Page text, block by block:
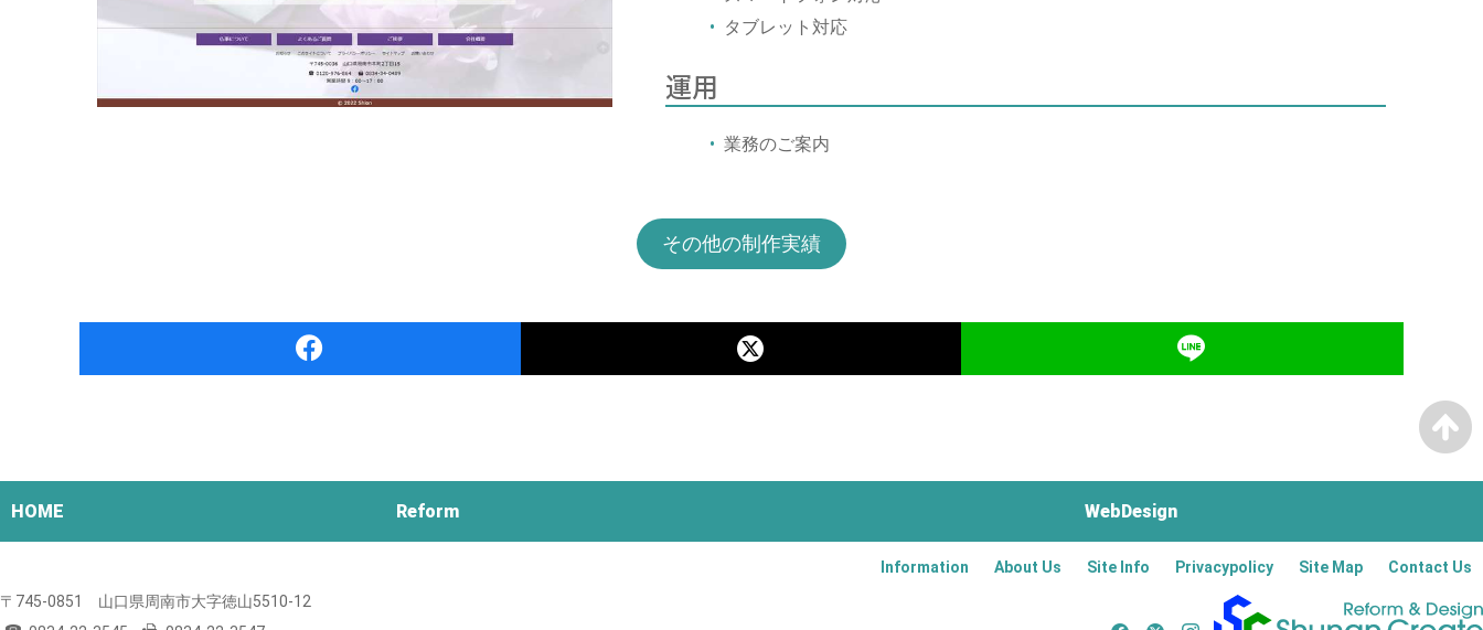
タブレット対応
運用
業務のご案内
その他の制作実績
HOME Reform WebDesign
Information About Us Site Info Privacypolicy Site Map
Contact Us
745-0851
山口県 周南市大字徳山5510-12